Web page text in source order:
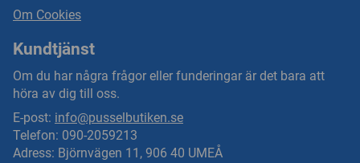
Om Cookies
Kundtjänst
Om du har några frågor eller funderingar är det bara att
höra av dig till oss.
E-post: info@pusselbutiken.se
Telefon: 090-2059213
Adress: Björnvägen 11, 906 40 UMEÅ